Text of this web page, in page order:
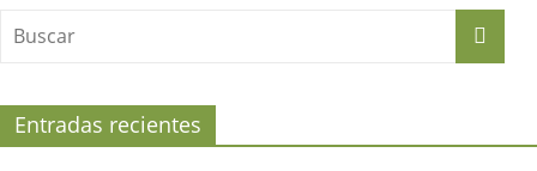
Entradas recientes